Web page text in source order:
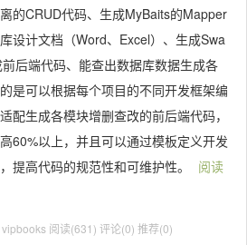
的CRUD代码、生成MyBaits的Mapper
设计文档（Word、Excel）、生成Swa
后端代码、能查出数据库数据生成各
是可以根据每个项目的不同开发框架编
配生成各模块增删查改的前后端代码，
60%以上，并且可以通过模板定义开发
提高代码的规范性和可维护性。
阅读
阅读(631) 评论(0) 推荐(0)